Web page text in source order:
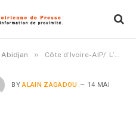
Abidjan » Côte d’Ivoire-AIP/ L’ONACI lance un plaidoyer pour la mobilisation de 98 milliards de F CFA en faveur de l’agriculture durable
BY ALAIN ZAGADOU 14 MAI